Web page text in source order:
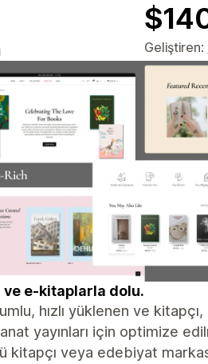
Geliştiren:
ve e-kitaplarla dolu.
hızlı yüklenen ve kitapçı,
yayınları için optimize
kitapçı veya edebiyat